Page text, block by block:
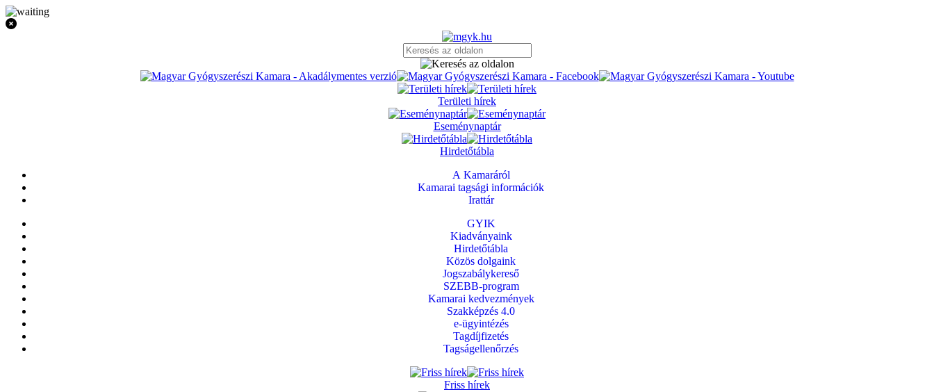
Területi hírek
Eseménynaptár
Hirdetőtábla
A Kamaráról
Kamarai tagsági információk
Irattár
GYIK
Kiadványaink
Hirdetőtábla
Közös dolgaink
Jogszabálykereső
SZEBB-program
Kamarai kedvezmények
Szakképzés 4.0
e-ügyintézés
Tagdíjfizetés
Tagságellenőrzés
Friss hírek